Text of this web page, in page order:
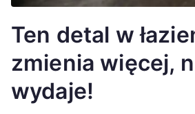
Ten detal w
zmienia więcej,
wydaje!